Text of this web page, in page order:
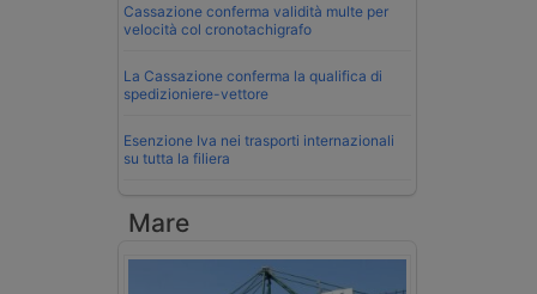
Cassazione conferma validità multe per
velocità col cronotachigrafo
La Cassazione conferma la qualifica di
spedizioniere-vettore
Esenzione Iva nei trasporti internazionali
su tutta la filiera
Mare